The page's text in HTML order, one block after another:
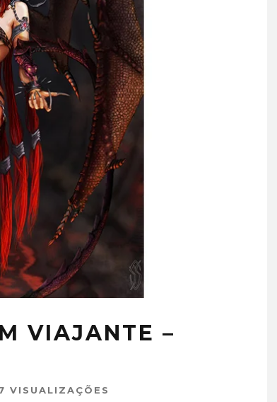
VIAJANTE –
VISUALIZAÇÕES